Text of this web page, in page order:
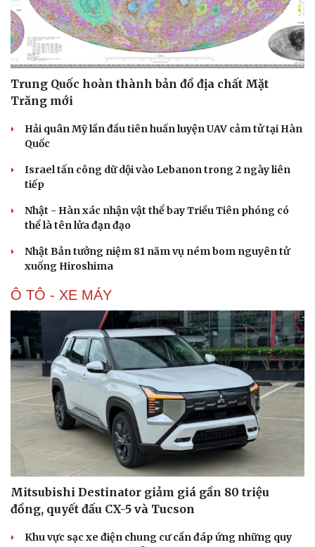
Trung Quốc hoàn thành bản đồ địa chất Mặt
Trăng mới
Hải quân Mỹ lần đầu tiên huấn luyện UAV cảm tử tại Hàn
Quốc
Israel tấn công dữ dội vào Lebanon trong 2 ngày liên
tiếp
Nhật - Hàn xác nhận vật thể bay Triều Tiên phóng có
thể là tên lửa đạn đạo
Nhật Bản tưởng niệm 81 năm vụ ném bom nguyên tử
xuống Hiroshima
Ô TÔ - XE MÁY
Mitsubishi Destinator giảm giá gần 80 triệu
đồng, quyết đấu CX-5 và Tucson
Khu vực sạc xe điện chung cư cần đáp ứng những quy